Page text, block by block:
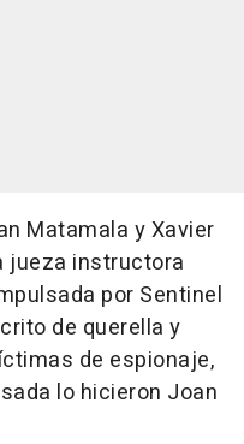
Matamala y Xavier
jueza instructora
por Sentinel
de querella y
de espionaje,
lo hicieron Joan